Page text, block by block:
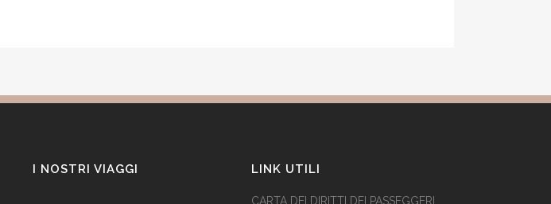
I NOSTRI VIAGGI LINK UTILI
CARTA DEI DIRITTI DEI PASSEGGERI